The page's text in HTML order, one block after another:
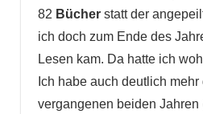
82 Bücherstatt der
ich doch zum Ende des
Lesen kam. Da hatte ich
Ich habe auch deutlich
vergangenen beiden Jahren